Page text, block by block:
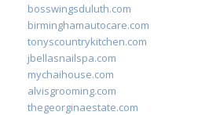
bosswingsduluth.com
birminghamautocare.com
tonyscountrykitchen.com
jbellasnailspa.com
mychaihouse.com
alvisgrooming.com
thegeorginaestate.com